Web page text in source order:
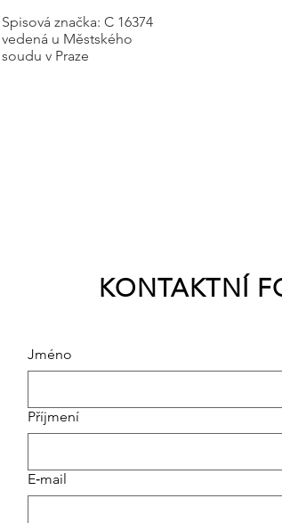
Spisová značka: C 16374
vedená u Městského
soudu v Praze
KONTAKTNÍ
Jméno
Příjmení
E‑mail